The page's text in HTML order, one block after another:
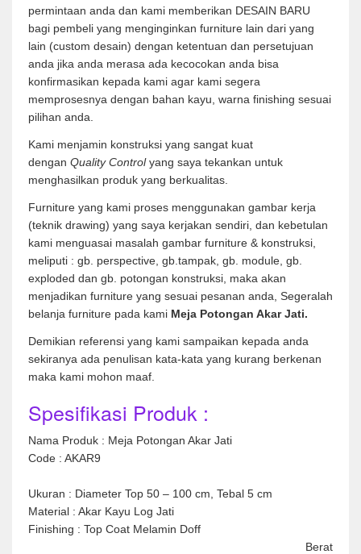
permintaan anda dan kami memberikan DESAIN BARU
bagi pembeli yang menginginkan furniture lain dari yang
lain (custom desain) dengan ketentuan dan persetujuan
anda jika anda merasa ada kecocokan anda bisa
konfirmasikan kepada kami agar kami segera
memprosesnya dengan bahan kayu, warna finishing sesuai
pilihan anda.
Kami menjamin konstruksi yang sangat kuat
dengan Quality Controlyang saya tekankan untuk
menghasilkan produk yang berkualitas.
Furniture yang kami proses menggunakan gambar kerja
(teknik drawing) yang saya kerjakan sendiri, dan kebetulan
kami menguasai masalah gambar furniture & konstruksi,
meliputi : gb. perspective, gb.tampak, gb. module, gb.
exploded dan gb. potongan konstruksi, maka akan
menjadikan furniture yang sesuai pesanan anda, Segeralah
belanja furniture pada kami Meja Potongan Akar Jati.
Demikian referensi yang kami sampaikan kepada anda
sekiranya ada penulisan kata-kata yang kurang berkenan
maka kami mohon maaf.
Spesifikasi Produk :
Nama Produk : Meja Potongan Akar Jati
Code : AKAR9
Ukuran : Diameter Top 50 – 100 cm, Tebal 5 cm
Material : Akar Kayu Log Jati
Finishing : Top Coat Melamin Doff
Berat